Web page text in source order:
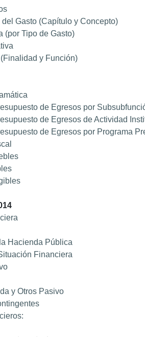
Gasto (Capítulo y Concepto)
(por Tipo de Gasto)
y Función)
de Egresos por
de Egresos de Actividad
de Egresos por Programa
Hacienda Pública
Financiera
y Otros Pasivo